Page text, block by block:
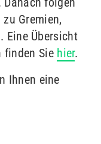
Gremien,
Eine Übersicht
Sie hier.
Ihnen eine